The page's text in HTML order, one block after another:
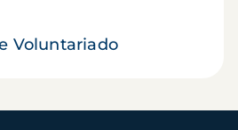
Voluntariado